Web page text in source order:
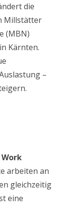
die
Millstätter
(MBN)
Kärnten.
–
Work
arbeiten an
gleichzeitig
eine